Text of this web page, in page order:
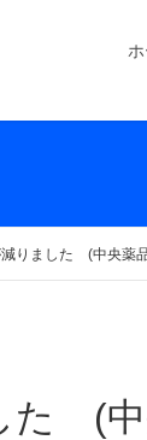
減りました (中央薬
した (